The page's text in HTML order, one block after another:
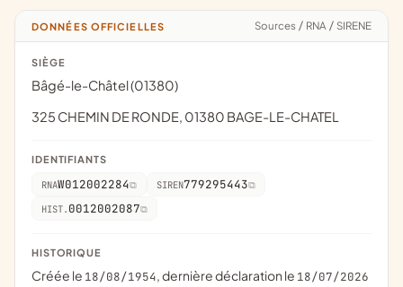
DONNÉES OFFICIELLES Sources / RNA / SIRENE
SIÈGE
Bâgé-le-Châtel (01380)
325 CHEMIN DE RONDE, 01380 BAGE-LE-CHATEL
IDENTIFIANTS
RNAW012002284 SIREN779295443
HIST. 0012002087
HISTORIQUE
Créée le 18/08/1954, dernière déclaration le 18/07/2026